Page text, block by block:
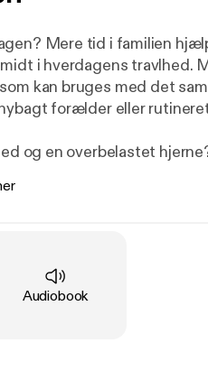
Mere tid i familien
i hverdagens travlhed.
kan bruges med det
forælder eller
og en overbelastet
til det, der virkelig tæller.
formidlet med humor,
sammen med din
Type:
Audiobook